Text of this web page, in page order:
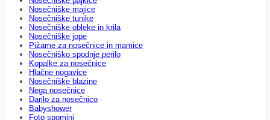
Nosečniške majice
Nosečniške tunike
Nosečniške obleke in krila
Nosečniške jope
Pižame za nosečnice in mamice
Nosečniško spodnje perilo
Kopalke za nosečnice
Hlačne nogavice
Nosečniške blazine
Nega nosečnice
Darilo za nosečnico
Babyshower
Foto spomini